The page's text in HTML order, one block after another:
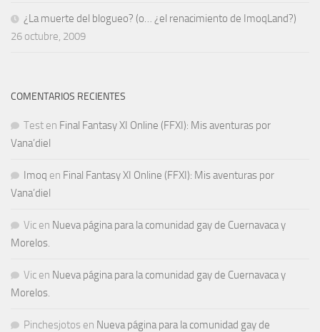
¿La muerte del blogueo? (o… ¿el renacimiento de ImoqLand?)
26 octubre, 2009
COMENTARIOS RECIENTES
Test en Final Fantasy XI Online (FFXI): Mis aventuras por
Vana’diel
Imoq en Final Fantasy XI Online (FFXI): Mis aventuras por
Vana’diel
Vic en Nueva página para la comunidad gay de Cuernavaca y
Morelos.
Vic en Nueva página para la comunidad gay de Cuernavaca y
Morelos.
Pinchesjotos en Nueva página para la comunidad gay de